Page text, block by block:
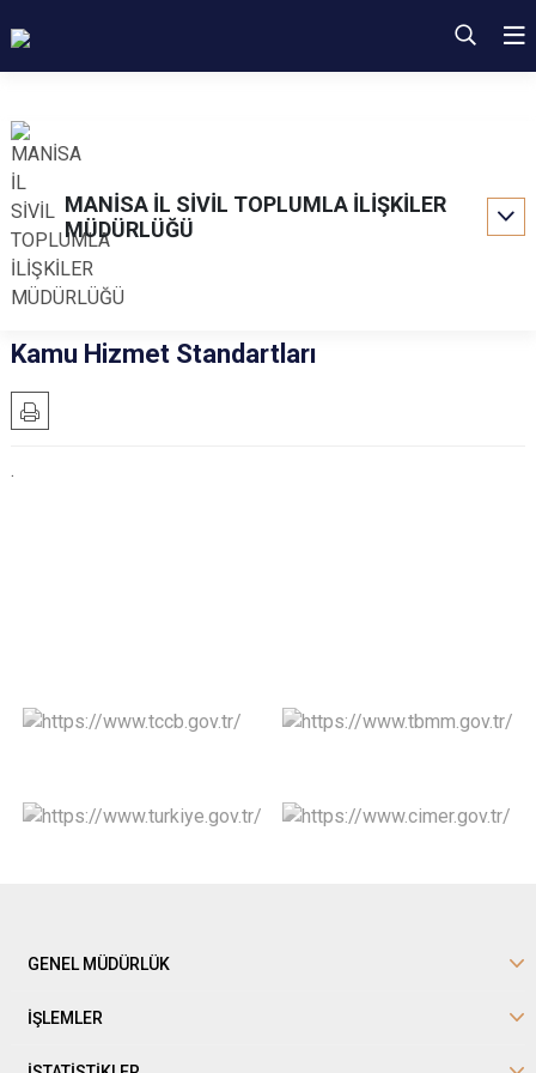
MANİSA İL SİVİL TOPLUMLA İLİŞKİLER
MÜDÜRLÜĞÜ
Kamu Hizmet Standartları
.
GENEL MÜDÜRLÜK
İŞLEMLER